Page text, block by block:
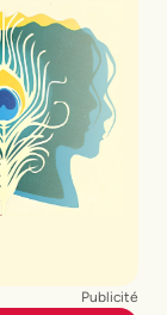
Publicité